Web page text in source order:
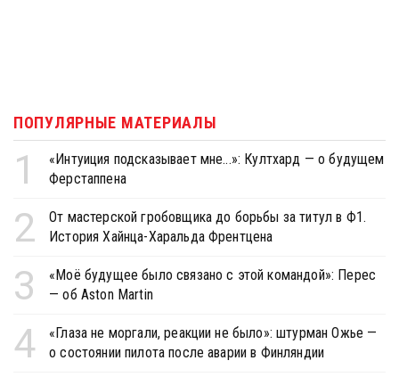
ПОПУЛЯРНЫЕ МАТЕРИАЛЫ
1
«Интуиция подсказывает мне...»: Култхард — о будущем
Ферстаппена
2
От мастерской гробовщика до борьбы за титул в Ф1.
История Хайнца-Харальда Френтцена
3
«Моё будущее было связано с этой командой»: Перес
— об Aston Martin
4
«Глаза не моргали, реакции не было»: штурман Ожье —
о состоянии пилота после аварии в Финляндии